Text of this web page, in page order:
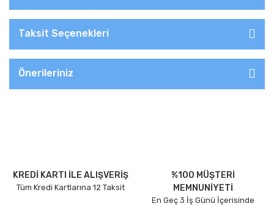
Taksit Seçenekleri
Önerileriniz
KREDİ KARTI İLE ALIŞVERİŞ
Tüm Kredi Kartlarına 12 Taksit
%100 MÜŞTERİ
MEMNUNİYETİ
En Geç 3 İş Günü İçerisinde